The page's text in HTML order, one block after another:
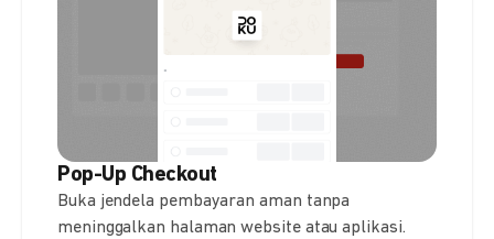
Pop-Up Checkout
Buka jendela pembayaran aman tanpa
meninggalkan halaman website atau aplikasi.